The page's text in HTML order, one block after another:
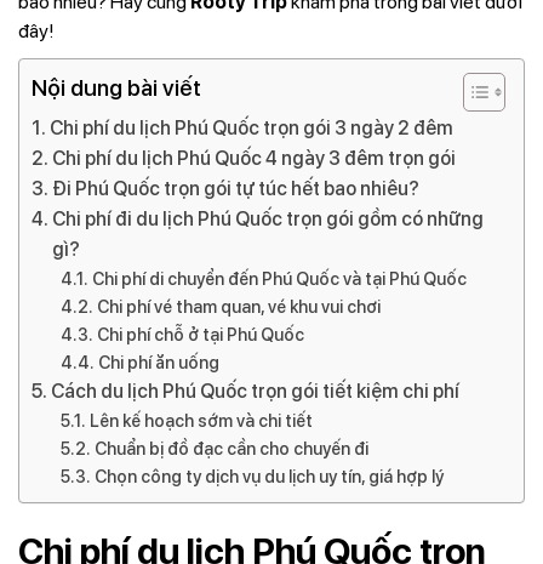
đây!
Nội dung bài viết
Chi phí du lịch Phú Quốc trọn gói 3 ngày 2 đêm
Chi phí du lịch Phú Quốc 4 ngày 3 đêm trọn gói
Đi Phú Quốc trọn gói tự túc hết bao nhiêu?
Chi phí đi du lịch Phú Quốc trọn gói gồm có những
gì?
Chi phí di chuyển đến Phú Quốc và tại Phú Quốc
Chi phí vé tham quan, vé khu vui chơi
Chi phí chỗ ở tại Phú Quốc
Chi phí ăn uống
Cách du lịch Phú Quốc trọn gói tiết kiệm chi phí
Lên kế hoạch sớm và chi tiết
Chuẩn bị đồ đạc cần cho chuyến đi
Chọn công ty dịch vụ du lịch uy tín, giá hợp lý
Chi phí du lịch Phú Quốc trọn